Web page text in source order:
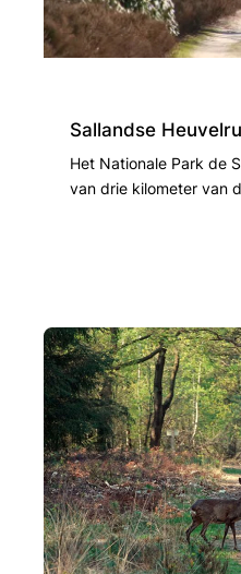
Sallandse
Het Nationale Park de
van drie kilometer van